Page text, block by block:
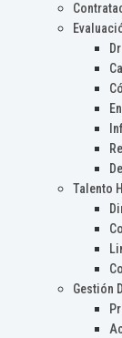
Talento
Gestión